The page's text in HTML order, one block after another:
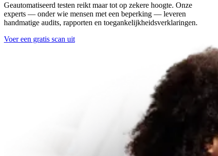
Geautomatiseerd testen reikt maar tot op zekere hoogte. Onze
experts — onder wie mensen met een beperking — leveren
handmatige audits, rapporten en toegankelijkheidsverklaringen.
Voer een gratis scan uit